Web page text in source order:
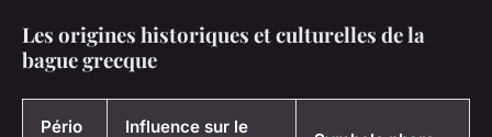
Les origines historiques et culturelles de la
bague grecque
Pério
Influence sur le